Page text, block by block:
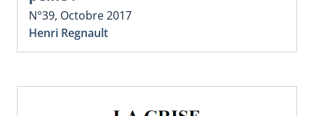
N°39, Octobre 2017
Henri Regnault